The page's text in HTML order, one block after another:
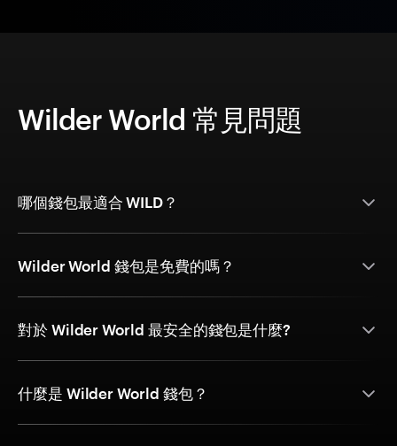
Wilder World 常見問題
哪個錢包最適合 WILD？
Wilder World 錢包是免費的嗎？
對於 Wilder World 最安全的錢包是什麼?
什麼是 Wilder World 錢包？